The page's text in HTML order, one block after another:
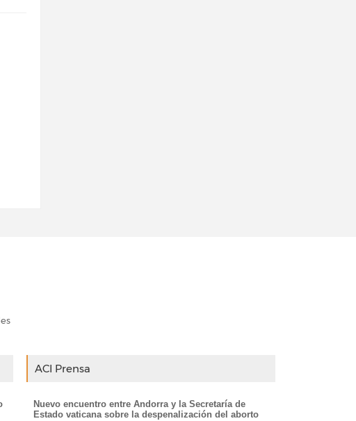
ACI Prensa
Nuevo encuentro entre Andorra y la Secretaría de
Estado vaticana sobre la despenalización del aborto